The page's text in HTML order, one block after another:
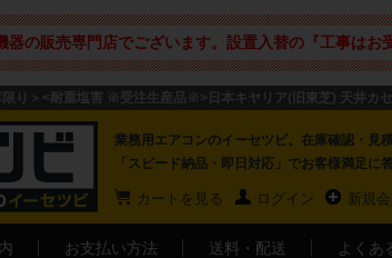
の販売専門店でございます。設置入替の『工事は
り＞<耐重塩害 ※受注生産品※>日本キヤリア(旧東芝) 天井カ
業務用エアコンのイーセツビ。在庫確認・見積
「スピード納品・即日対応」でお客様満足に
カートを見る ログイン 新規
お支払い方法 送料・配送 よくあ